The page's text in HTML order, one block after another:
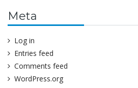
Meta
Log in
Entries feed
Comments feed
WordPress.org